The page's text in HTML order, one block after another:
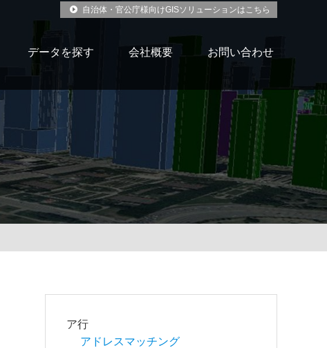
自治体・官公庁様向けGISソリューションはこちら
データを探す 会社概要 お問い合わせ
ア行
アドレスマッチング